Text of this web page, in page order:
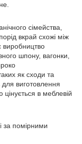
сімейства,
вкрай схожі між
шпону, вагонки,
як сходи та
для виготовлення
цінується в меблевій
за помірними